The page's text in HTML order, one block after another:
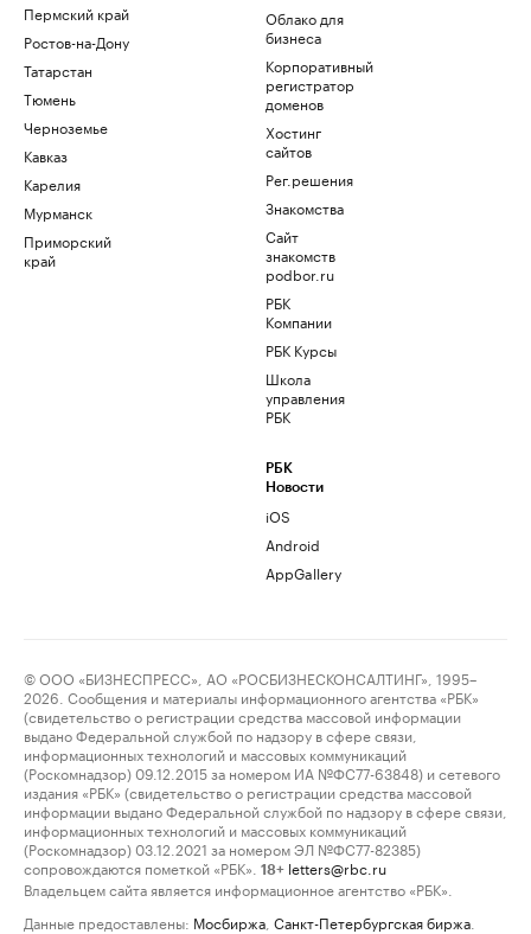
Пермский край
Ростов-на-Дону
Татарстан
Тюмень
Черноземье
Кавказ
Карелия
Мурманск
Приморский
край
Облако для
бизнеса
Корпоративный
регистратор
доменов
Хостинг
сайтов
Рег.решения
Знакомства
Сайт
знакомств
podbor.ru
РБК
Компании
РБК Курсы
Школа
управления
РБК
РБК
Новости
iOS
Android
AppGallery
© ООО «БИЗНЕСПРЕСС», АО «РОСБИЗНЕСКОНСАЛТИНГ», 1995–
2026. Сообщения и материалы информационного агентства «РБК»
(свидетельство о регистрации средства массовой информации
выдано Федеральной службой по надзору в сфере связи,
информационных технологий и массовых коммуникаций
(Роскомнадзор) 09.12.2015 за номером ИА №ФС77-63848) и сетевого
издания «РБК» (свидетельство о регистрации средства массовой
информации выдано Федеральной службой по надзору в сфере связи,
информационных технологий и массовых коммуникаций
(Роскомнадзор) 03.12.2021 за номером ЭЛ №ФС77-82385)
сопровождаются пометкой «РБК».
18+ letters@rbc.ru
Владельцем сайта является информационное агентство «РБК».
Данные предоставлены: Мосбиржа Санкт-Петербургская биржа